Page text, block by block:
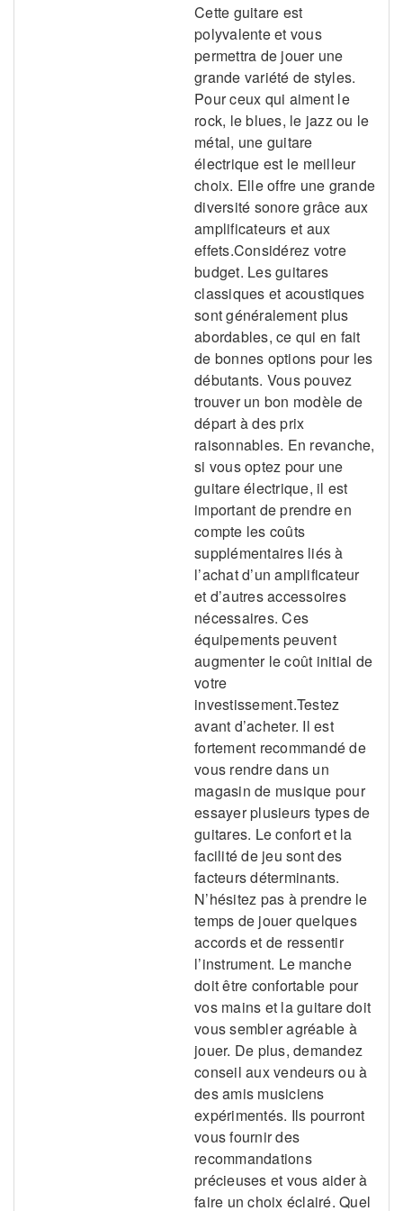
Cette guitare est
polyvalente et vous
permettra de jouer une
grande variété de styles.
Pour ceux qui aiment le
rock, le blues, le jazz ou le
métal, une guitare
électrique est le meilleur
choix. Elle offre une grande
diversité sonore grâce aux
amplificateurs et aux
effets.Considérez votre
budget. Les guitares
classiques et acoustiques
sont généralement plus
abordables, ce qui en fait
de bonnes options pour les
débutants. Vous pouvez
trouver un bon modèle de
départ à des prix
raisonnables. En revanche,
si vous optez pour une
guitare électrique, il est
important de prendre en
compte les coûts
supplémentaires liés à
l’achat d’un amplificateur
et d’autres accessoires
nécessaires. Ces
équipements peuvent
augmenter le coût initial de
votre
investissement.Testez
avant d’acheter. Il est
fortement recommandé de
vous rendre dans un
magasin de musique pour
essayer plusieurs types de
guitares. Le confort et la
facilité de jeu sont des
facteurs déterminants.
N’hésitez pas à prendre le
temps de jouer quelques
accords et de ressentir
l’instrument. Le manche
doit être confortable pour
vos mains et la guitare doit
vous sembler agréable à
jouer. De plus, demandez
conseil aux vendeurs ou à
des amis musiciens
expérimentés. Ils pourront
vous fournir des
recommandations
précieuses et vous aider à
faire un choix éclairé. Quel